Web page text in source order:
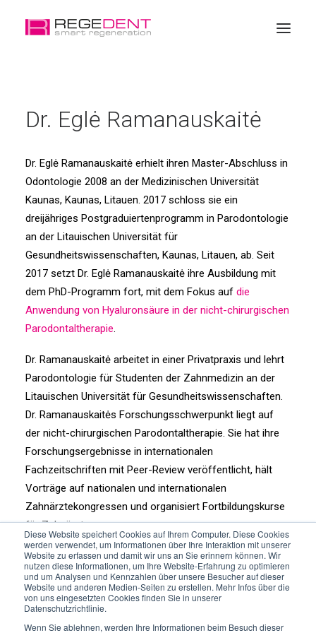
Diese Website speichert Cookies auf Ihrem Computer. Diese Cookies
werden verwendet, um Informationen über Ihre Interaktion mit unserer
Website zu erfassen und damit wir uns an Sie erinnern können. Wir
nutzen diese Informationen, um Ihre Website-Erfahrung zu optimieren
und um Analysen und Kennzahlen über unsere Besucher auf dieser
Website und anderen Medien-Seiten zu erstellen. Mehr Infos über die
von uns eingesetzten Cookies finden Sie in unserer
Datenschutzrichtlinie.
Wenn Sie ablehnen, werden Ihre Informationen beim Besuch dieser
Zahngeweberegeneration
Weiterbildung
Über REGEDENT
Online Geschäft
Dr. Eglė Ramanauskaitė
Dr. Eglė Ramanauskaitė erhielt ihren Master-Abschluss in
Odontologie 2008 an der Medizinischen Universität
Kaunas, Kaunas, Litauen. 2017 schloss sie ein
dreijähriges Postgraduiertenprogramm in Parodontologie
an der Litauischen Universität für
Gesundheitswissenschaften, Kaunas, Litauen, ab. Seit
2017 setzt Dr. Eglė Ramanauskaitė ihre Ausbildung mit
dem PhD-Programm fort, mit dem Fokus auf die
Anwendung von Hyaluronsäure in der nicht-chirurgischen
Parodontaltherapie.
Dr. Ramanauskaitė arbeitet in einer Privatpraxis und lehrt
Parodontologie für Studenten der Zahnmedizin an der
Litauischen Universität für Gesundheitswissenschaften.
Dr. Ramanauskaitės Forschungsschwerpunkt liegt auf
der nicht-chirurgischen Parodontaltherapie. Sie hat ihre
Forschungsergebnisse in internationalen
Fachzeitschriften mit Peer-Review veröffentlicht, hält
Vorträge auf nationalen und internationalen
Zahnärztekongressen und organisiert Fortbildungskurse
für Zahnärzte.
Dr. Ramanauskaitė liebt aktive Freizeitgestaltung -
Laufen, Yoga und Kitesurfen. Ihr nächstes Ziel ist es,
einen Marathon zu laufen.